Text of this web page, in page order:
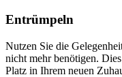
Entrümpeln
Nutzen Sie die
nicht mehr benötigen.
Platz in Ihrem neuen